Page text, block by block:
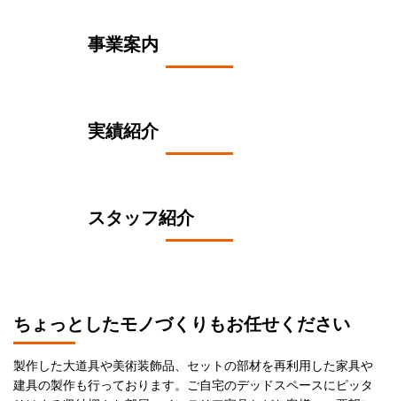
事業案内
実績紹介
スタッフ紹介
ちょっとしたモノづくりもお任せください
製作した大道具や美術装飾品、セットの部材を再利用した家具や
建具の製作も行っております。ご自宅のデッドスペースにピッタ